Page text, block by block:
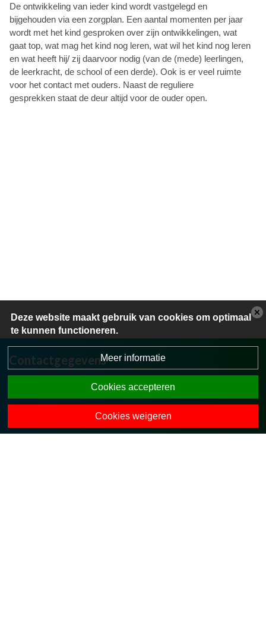
De ontwikkeling van ieder kind wordt vastgelegd en
bijgehouden via een zorgplan. Een aantal momenten per jaar
wordt met het kind gesproken over zijn ontwikkelingen, wat
gaat top, wat mag het kind nog leren, wat wil het kind nog leren
en wat heeft hij/ zij daarvoor nodig (van de (mede) leerlingen,
de leerkracht, de school of een derde). Ook is er veel ruimte
voor het contact met ouders. Naast de reguliere
gesprekken staat de deur altijd voor de ouder open.
Contactgegevens
Stokkumerweg 40
0547-363309
directie.obsstokkum@opohvt.nl
Deze website maakt gebruik van cookies om optimaal
te kunnen functioneren.
Meer informatie
Cookies accepteren
Cookies weigeren